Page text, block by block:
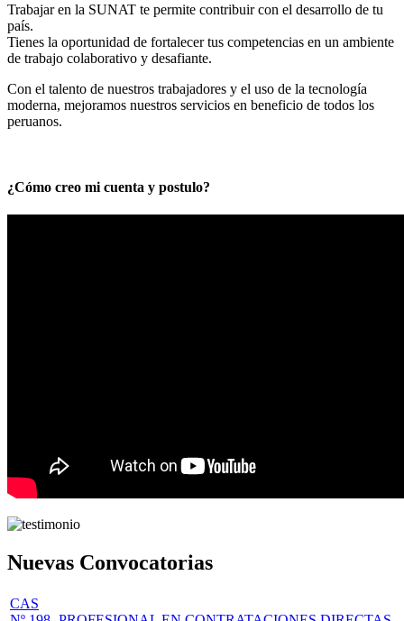
Trabajar en la SUNAT te permite contribuir con el desarrollo de tu
país.
Tienes la oportunidad de fortalecer tus competencias en un ambiente
de trabajo colaborativo y desafiante.
Con el talento de nuestros trabajadores y el uso de la tecnología
moderna, mejoramos nuestros servicios en beneficio de todos los
peruanos.
¿Cómo creo mi cuenta y postulo?
Nuevas Convocatorias
CAS